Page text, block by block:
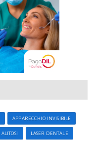
APPARECCHIO INVISIBILE
ALITOSI LASER DENTALE